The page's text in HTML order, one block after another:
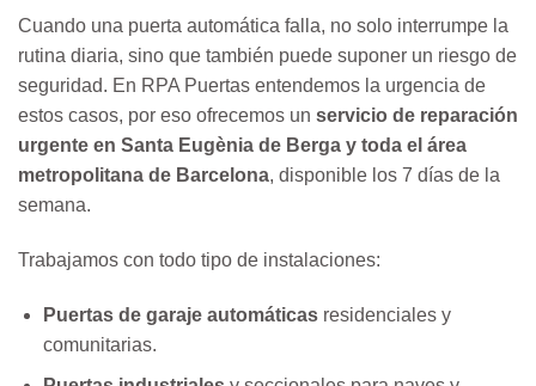
Cuando una puerta automática falla, no solo interrumpe la
rutina diaria, sino que también puede suponer un riesgo de
seguridad. En RPA Puertas entendemos la urgencia de
estos casos, por eso ofrecemos un servicio de reparación
urgente en Santa Eugènia de Berga y toda el área
metropolitana de Barcelona, disponible los 7 días de la
semana.
Trabajamos con todo tipo de instalaciones:
Puertas de garaje automáticasresidenciales y
comunitarias.